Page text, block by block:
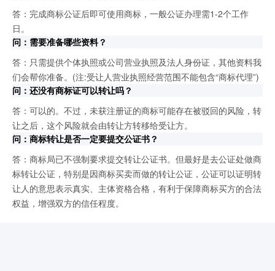
答：完成商标公证后即可使用商标，一般公证办理需1-2个工作
日。
问：需要准备哪些资料？
答：只需提供个体执照或公司营业执照及法人身份证，其他资料我
们会帮你准备。(注:受让人营业执照经营范围不能包含“商标代理”)
问：还没有商标证可以转让吗？
答：可以的。不过，未获注册证的商标可能存在被驳回的风险，转
让之后，这个风险就会由转让方转移给受让方。
问：商标转让是否一定要提交公证书？
答：商标局已不强制要求提交转让公证书。但最好是去公证处做商
标转让公证，特别是因商标买卖而做的转让公证，公证可以证明转
让人的意思表示真实、主体资格合格，有利于保障商标买方的合法
权益，增强双方的信任程度。